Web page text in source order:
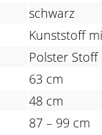
schwarz
Kunststoff
Polster Stoff
63 cm
48 cm
87 – 99 cm